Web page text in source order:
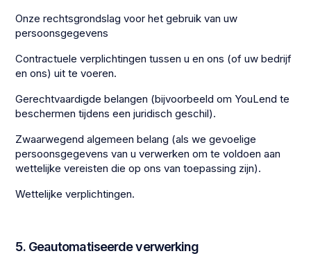
Onze rechtsgrondslag voor het gebruik van uw
persoonsgegevens
Contractuele verplichtingen tussen u en ons (of uw bedrijf
en ons) uit te voeren.
Gerechtvaardigde belangen (bijvoorbeeld om YouLend te
beschermen tijdens een juridisch geschil).
Zwaarwegend algemeen belang (als we gevoelige
persoonsgegevens van u verwerken om te voldoen aan
wettelijke vereisten die op ons van toepassing zijn).
Wettelijke verplichtingen.
5. Geautomatiseerde verwerking